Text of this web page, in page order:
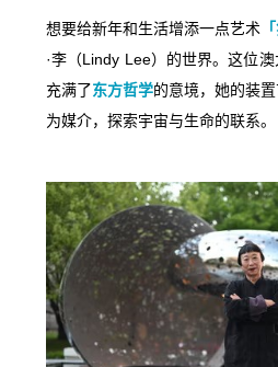
想要给新年和生活增添一点艺术
·李（Lindy Lee）的世界。这位
充满了东方哲学的意境，她的装
为媒介，探索宇宙与生命的联系。